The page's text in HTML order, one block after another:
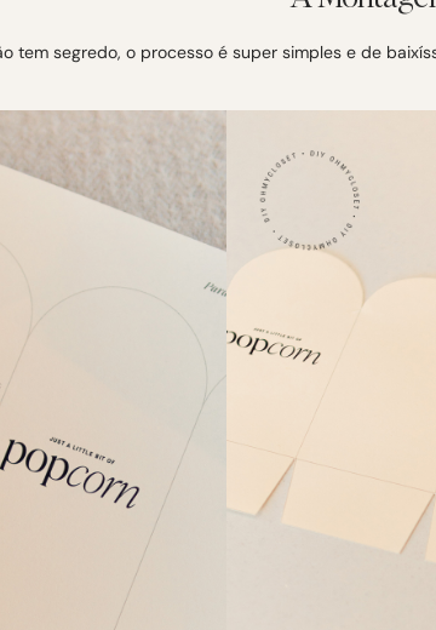
tem segredo, o processo é super simples e de